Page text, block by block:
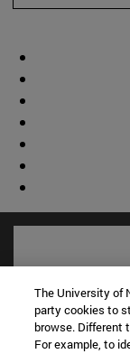
The University of
party cookies to
browse. Different
For example, to